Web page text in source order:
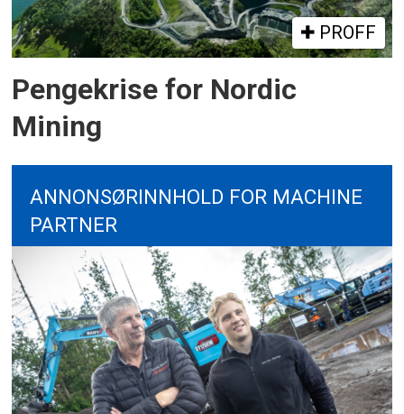
PROFF
Pengekrise for Nordic
Mining
ANNONSØRINNHOLD FOR MACHINE
PARTNER